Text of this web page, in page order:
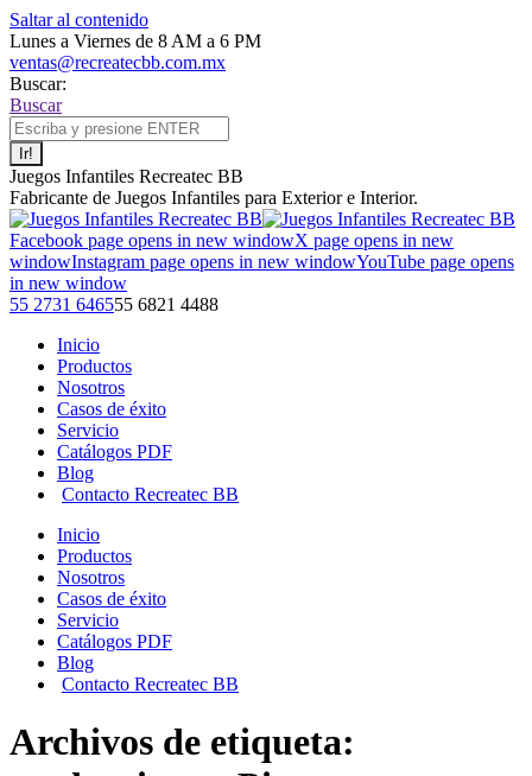
Saltar al contenido
Lunes a Viernes de 8 AM a 6 PM
ventas@recreatecbb.com.mx
Buscar:
Buscar
Juegos Infantiles Recreatec BB
Fabricante de Juegos Infantiles para Exterior e Interior.
Facebook page opens in new windowX page opens in new
windowInstagram page opens in new windowYouTube page opens
in new window
55 2731 646555 6821 4488
Inicio
Productos
Nosotros
Casos de éxito
Servicio
Catálogos PDF
Blog
Contacto Recreatec BB
Inicio
Productos
Nosotros
Casos de éxito
Servicio
Catálogos PDF
Blog
Contacto Recreatec BB
Archivos de etiqueta: